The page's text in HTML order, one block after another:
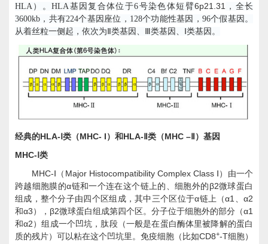
HLA ）。HLA基因复合体位于6号染色体短臂6p21.31 ，全长
3600kb ，共有224个基因座位， 128个功能性基因， 96个假基因。
从着丝粒一侧起，依次为Ⅱ类基因、Ⅲ类基因、Ⅰ类基因。
经典的HLA- Ⅰ类（MHC- I ）和 HLA- Ⅱ类（MHC – Ⅱ）基因
MHC- Ⅰ类
MHC- Ⅰ（ Major Histocompatibility Complex Class
Ⅰ）由一个
跨越细胞膜的α链和一个连在这个链上的、细胞外的 β2微球蛋白
组成，整个分子由四个区组成，其中三个区位于α链上（α1 、α2
和α3 ）， β2微球蛋白组成第四个区。分子位于细胞外的部分（α1
和α2 ）组成一个凹坑，肽段（一般是在蛋白酶体里被降解的蛋白
质的残片）可以粘在这个凹坑里。免疫细胞（比如CD8+-T细胞）